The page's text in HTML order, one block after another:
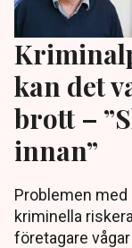
kan det
brott –
innan”
Problemen
kriminella
företagare